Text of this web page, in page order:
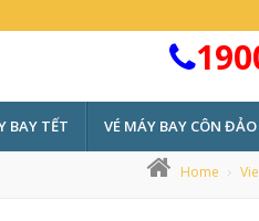
BAY TẾT VÉ MÁY BAY CÔN ĐẢO
Home